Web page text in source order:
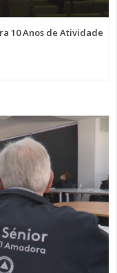
10 Anos de Atividade